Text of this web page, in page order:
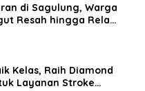
di Sagulung, Warga
Resah hingga Rela
Kelas, Raih Diamond
Layanan Stroke